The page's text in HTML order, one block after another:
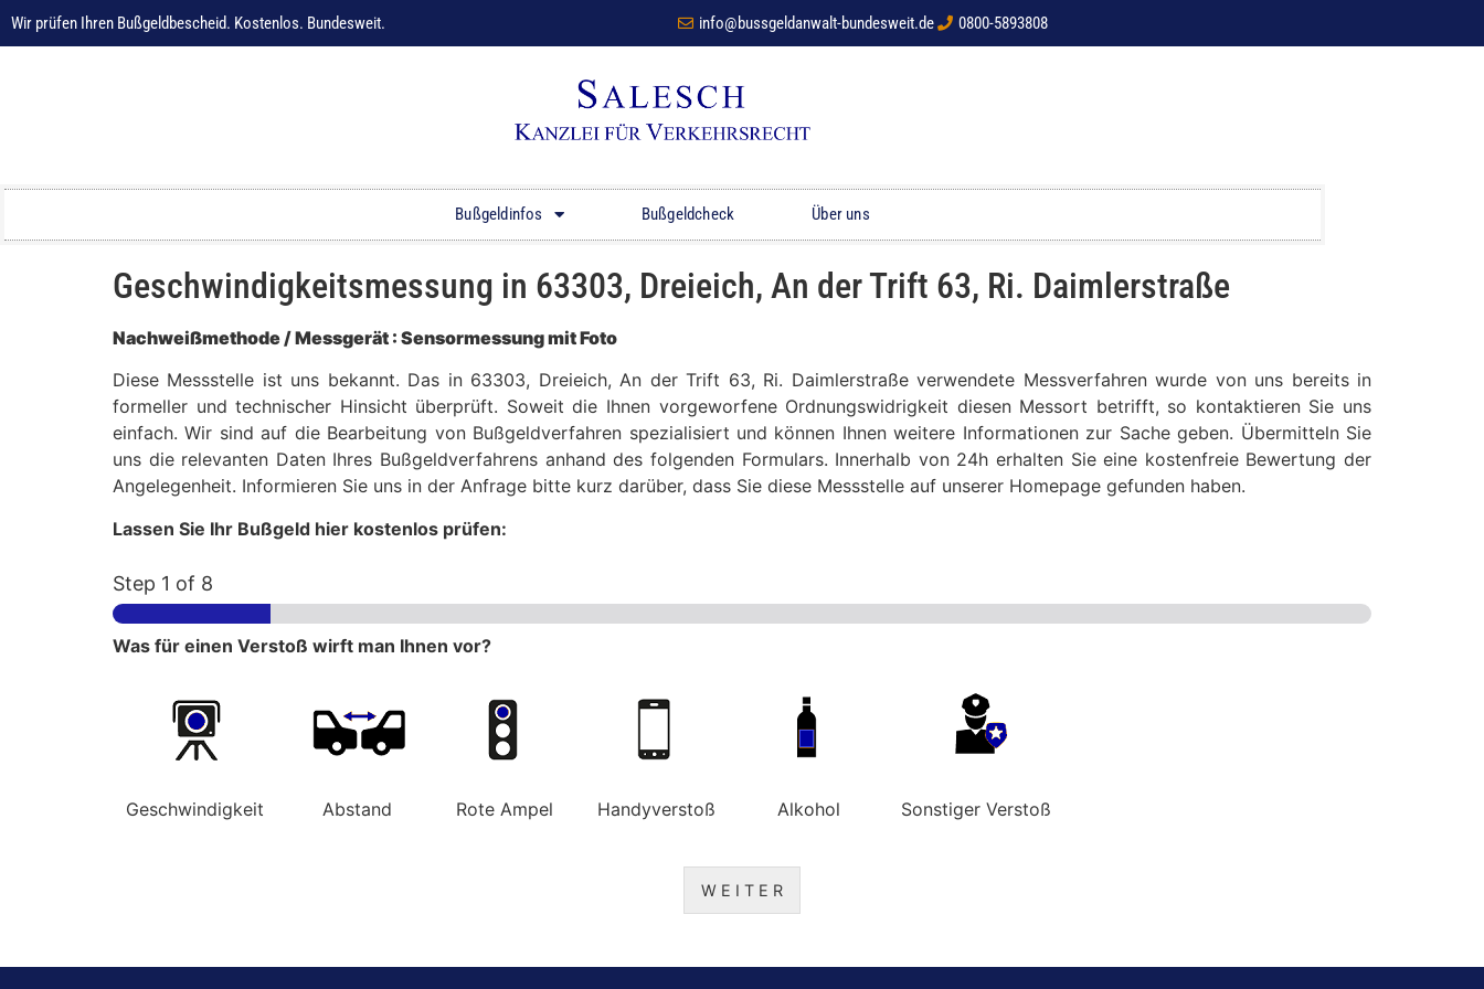
Wir prüfen Ihren Bußgeldbescheid. Kostenlos. Bundesweit. info@bussgeldanwalt-bundesweit.de 0800-5893808
Bußgeldinfos Bußgeldcheck Über uns
Geschwindigkeitsmessung in 63303, Dreieich, An der Trift 63, Ri. Daimlerstraße
Nachweißmethode / Messgerät : Sensormessung mit Foto
Diese Messstelle ist uns bekannt. Das in 63303, Dreieich, An der Trift 63, Ri. Daimlerstraße verwendete Messverfahren wurde von uns bereits in
formeller und technischer Hinsicht überprüft. Soweit die Ihnen vorgeworfene Ordnungswidrigkeit diesen Messort betrifft, so kontaktieren Sie uns
einfach. Wir sind auf die Bearbeitung von Bußgeldverfahren spezialisiert und können Ihnen weitere Informationen zur Sache geben. Übermitteln Sie
uns die relevanten Daten Ihres Bußgeldverfahrens anhand des folgenden Formulars. Innerhalb von 24h erhalten Sie eine kostenfreie Bewertung der
Angelegenheit. Informieren Sie uns in der Anfrage bitte kurz darüber, dass Sie diese Messstelle auf unserer Homepage gefunden haben.
Lassen Sie Ihr Bußgeld hier kostenlos prüfen:
Step 1 of 8
Was für einen Verstoß wirft man Ihnen vor?
Geschwindigkeit Abstand Rote Ampel Handyverstoß Alkohol Sonstiger Verstoß
W E I T E R